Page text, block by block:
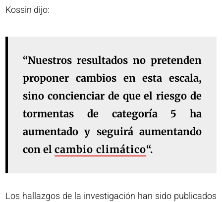
Kossin dijo:
“Nuestros resultados no pretenden
proponer cambios en esta escala,
sino concienciar de que el riesgo de
tormentas de categoría 5 ha
aumentado y seguirá aumentando
con elcambio climático“.
Los hallazgos de la investigación han sido publicados